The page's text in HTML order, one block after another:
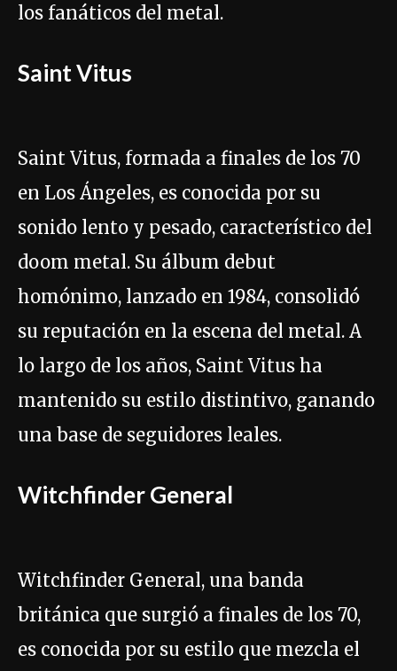
los fanáticos del metal.
Saint Vitus
Saint Vitus, formada a finales de los 70
en Los Ángeles, es conocida por su
sonido lento y pesado, característico del
doom metal. Su álbum debut
homónimo, lanzado en 1984, consolidó
su reputación en la escena del metal. A
lo largo de los años, Saint Vitus ha
mantenido su estilo distintivo, ganando
una base de seguidores leales.
Witchfinder General
Witchfinder General, una banda
británica que surgió a finales de los 70,
es conocida por su estilo que mezcla el